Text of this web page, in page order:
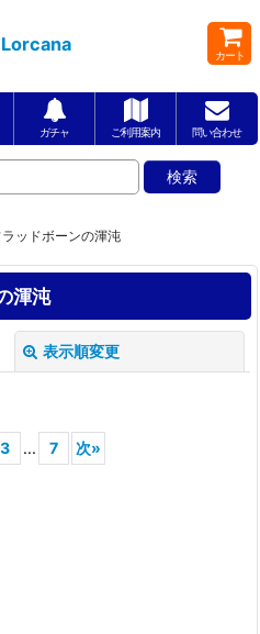
カート
ガチャ ご利用案内 問い合わせ
ラッドボーンの渾沌
渾沌
表示順変更
3 ... 7 次»